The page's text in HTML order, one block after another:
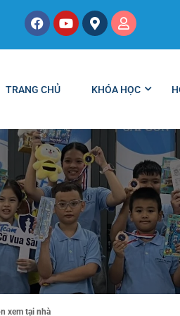
TRANG CHỦ KHÓA HỌC
xem tại nhà